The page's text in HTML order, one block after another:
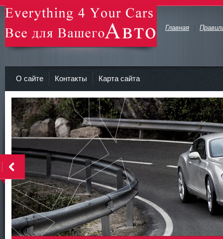
avto-zv.ru - Все для Вашего авто
Главная
О сайте Контакты Карта сайта